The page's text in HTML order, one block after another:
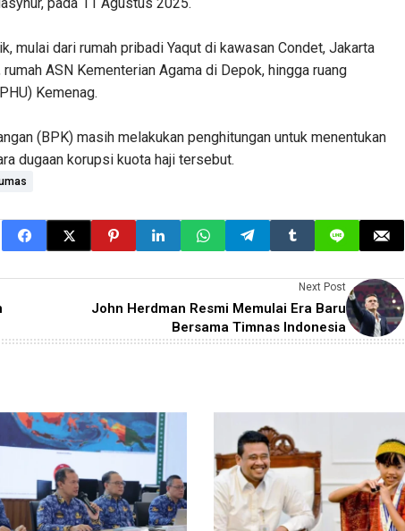
mulai dari rumah pribadi Yaqut di kawasan Condet, Jakarta
ASN Kementerian Agama di Depok, hingga ruang
Kemenag.
(BPK) masih melakukan penghitungan untuk menentukan
dugaan korupsi kuota haji tersebut.
Next Post
John Herdman Resmi Memulai Era Baru
Bersama Timnas Indonesia